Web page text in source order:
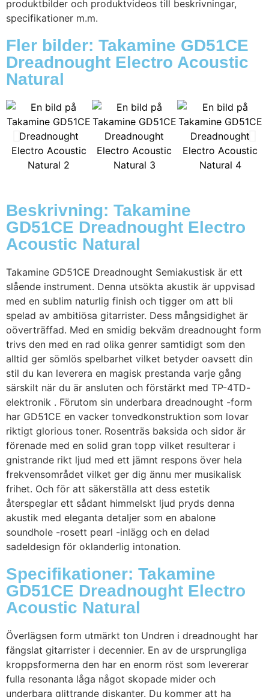
produktbilder och produktvideos till beskrivningar,
specifikationer m.m.
Fler bilder: Takamine GD51CE
Dreadnought Electro Acoustic
Natural
Beskrivning: Takamine
GD51CE Dreadnought Electro
Acoustic Natural
Takamine GD51CE Dreadnought Semiakustisk är ett
slående instrument. Denna utsökta akustik är uppvisad
med en sublim naturlig finish och tigger om att bli
spelad av ambitiösa gitarrister. Dess mångsidighet är
oöverträffad. Med en smidig bekväm dreadnought form
trivs den med en rad olika genrer samtidigt som den
alltid ger sömlös spelbarhet vilket betyder oavsett din
stil du kan leverera en magisk prestanda varje gång
särskilt när du är ansluten och förstärkt med TP-4TD-
elektronik . Förutom sin underbara dreadnought -form
har GD51CE en vacker tonvedkonstruktion som lovar
riktigt glorious toner. Rosenträs baksida och sidor är
förenade med en solid gran topp vilket resulterar i
gnistrande rikt ljud med ett jämnt respons över hela
frekvensområdet vilket ger dig ännu mer musikalisk
frihet. Och för att säkerställa att dess estetik
återspeglar ett sådant himmelskt ljud pryds denna
akustik med eleganta detaljer som en abalone
soundhole -rosett pearl -inlägg och en delad
sadeldesign för oklanderlig intonation.
Specifikationer: Takamine
GD51CE Dreadnought Electro
Acoustic Natural
Överlägsen form utmärkt ton Undren i dreadnought har
fängslat gitarrister i decennier. En av de ursprungliga
kroppsformerna den har en enorm röst som levererar
fulla resonanta låga något skopade mider och
underbara glittrande diskanter. Du kommer att ha